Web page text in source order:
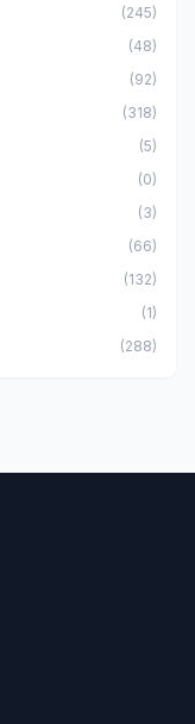
(245)
(48)
(92)
(318)
(5)
(0)
(3)
(66)
(132)
(1)
(288)